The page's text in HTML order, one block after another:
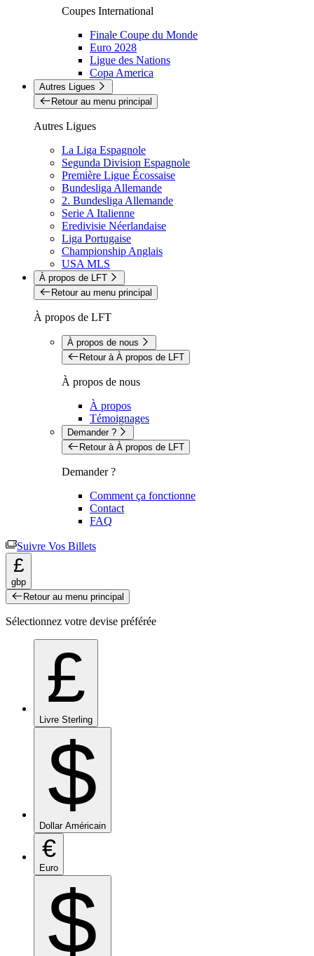
Coupes International
Finale Coupe du Monde
Euro 2028
Ligue des Nations
Copa America
Autres Ligues
Retour au menu principal
Autres Ligues
La Liga Espagnole
Segunda Division Espagnole
Première Ligue Écossaise
Bundesliga Allemande
2. Bundesliga Allemande
Serie A Italienne
Eredivisie Néerlandaise
Liga Portugaise
Championship Anglais
USA MLS
À propos de LFT
Retour au menu principal
À propos de LFT
À propos de nous
Retour à À propos de LFT
À propos de nous
À propos
Témoignages
Demander ?
Retour à À propos de LFT
Demander ?
Comment ça fonctionne
Contact
FAQ
Suivre Vos Billets
£
gbp
Retour au menu principal
Sélectionnez votre devise préférée
£
Livre Sterling
$
Dollar Américain
€
Euro
$